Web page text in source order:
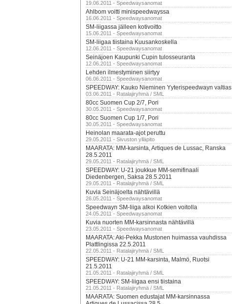
19.06.2011 - Speedwaysanomat
Ahlbom voitti minispeedwayssa
16.06.2011 - Speedwaysanomat
SM-liigassa jälleen kotivoitto
15.06.2011 - Speedwaysanomat
SM-liigaa tiistaina Kuusankoskella
12.06.2011 - Speedwaysanomat
Seinäjoen Kaupunki Cupin tulosseuranta
12.06.2011 - Speedwaysanomat
Lehden ilmestyminen siirtyy
06.06.2011 - Speedwaysanomat
SPEEDWAY: Kauko Nieminen Yyterispeedwayn valtias
03.06.2011 - Ratalajiryhmä / SML
80cc Suomen Cup 2/7, Pori
30.05.2011 - Speedwaysanomat
80cc Suomen Cup 1/7, Pori
30.05.2011 - Speedwaysanomat
Heinolan maarata-ajot peruttu
29.05.2011 - Sivuston ylläpito
MAARATA: MM-karsinta, Artiques de Lussac, Ranska
28.5.2011
29.05.2011 - Ratalajiryhmä / SML
SPEEDWAY: U-21 joukkue MM-semifinaali
Diedenbergen, Saksa 28.5.2011
29.05.2011 - Ratalajiryhmä / SML
Kuvia Seinäjoelta nähtävillä
26.05.2011 - Speedwaysanomat
Speedwayn SM-liiga alkoi Kotkien voitolla
24.05.2011 - Speedwaysanomat
Kuvia nuorten MM-karsinnasta nähtävillä
23.05.2011 - Speedwaysanomat
MAARATA: Aki-Pekka Mustonen huimassa vauhdissa
Plattlingissa 22.5.2011
22.05.2011 - Ratalajiryhmä / SML
SPEEDWAY: U-21 MM-karsinta, Malmö, Ruotsi
21.5.2011
21.05.2011 - Ratalajiryhmä / SML
SPEEDWAY: SM-liigaa ensi tiistaina
21.05.2011 - Ratalajiryhmä / SML
MAARATA: Suomen edustajat MM-karsinnassa